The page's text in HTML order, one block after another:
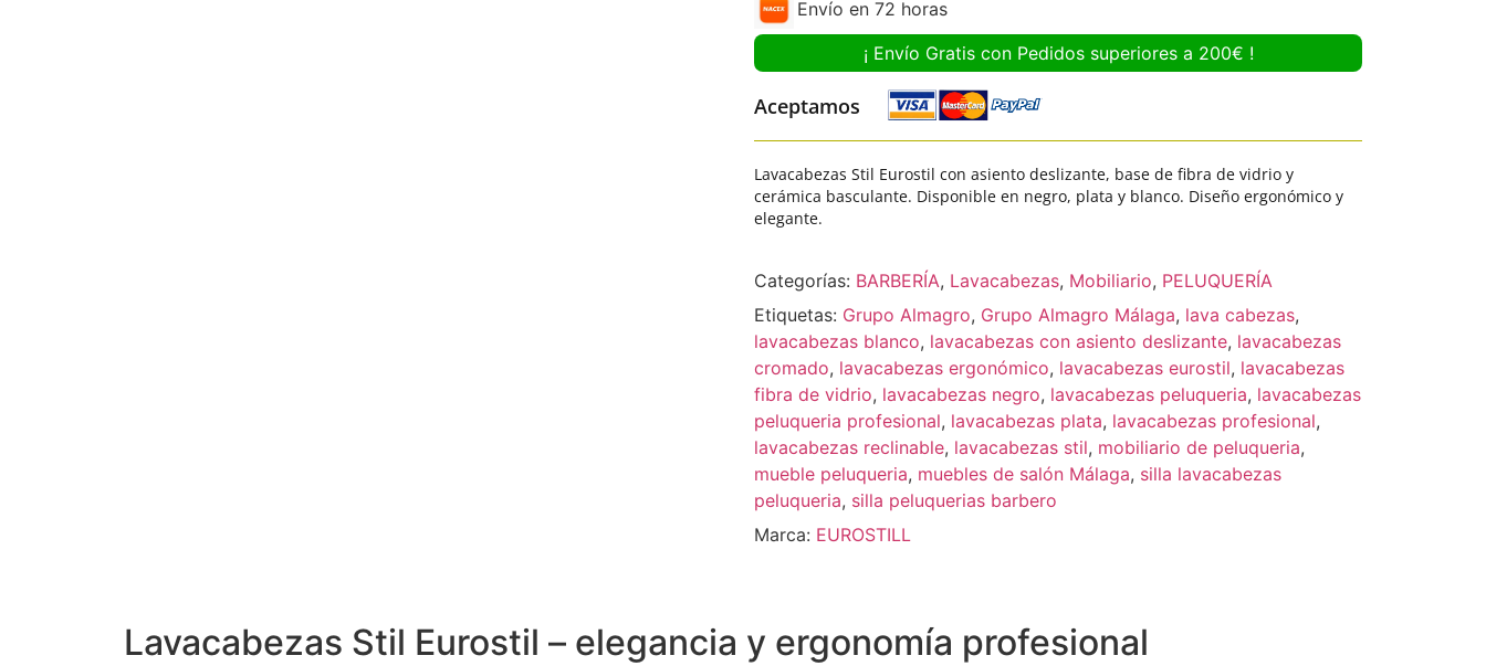
Envío en 72 horas
¡ Envío Gratis con Pedidos superiores a 200€ !
Aceptamos
Lavacabezas Stil Eurostil con asiento deslizante, base de fibra de vidrio y
cerámica basculante. Disponible en negro, plata y blanco. Diseño ergonómico y
elegante.
Categorías: BARBERÍA, Lavacabezas, Mobiliario, PELUQUERÍA
Etiquetas: Grupo Almagro, Grupo Almagro Málaga, lava cabezas,
lavacabezas blanco, lavacabezas con asiento deslizante, lavacabezas
cromado, lavacabezas ergonómico, lavacabezas eurostil, lavacabezas
fibra de vidrio, lavacabezas negro, lavacabezas peluqueria, lavacabezas
peluqueria profesional, lavacabezas plata, lavacabezas profesional,
lavacabezas reclinable, lavacabezas stil, mobiliario de peluqueria,
mueble peluqueria, muebles de salón Málaga, silla lavacabezas
peluqueria, silla peluquerias barbero
Marca: EUROSTILL
Lavacabezas Stil Eurostil – elegancia y ergonomía profesional